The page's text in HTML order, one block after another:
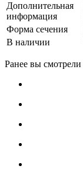
Дополнительная
информация
Форма сечения
В наличии
Ранее вы смотрели